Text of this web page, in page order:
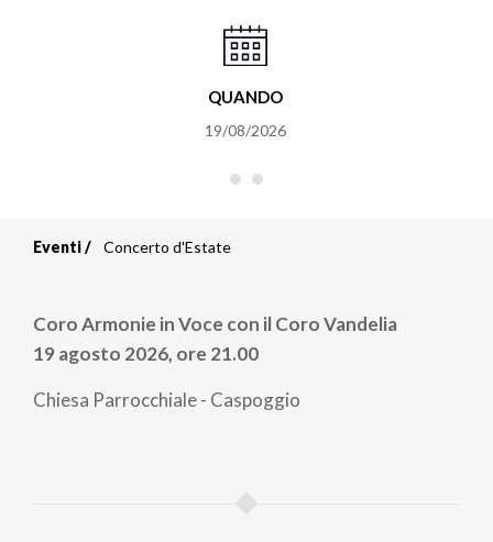
QUANDO
19/08/2026
di
pane
Eventi Concerto d'Estate
Coro Armonie in Voce con il Coro Vandelia
19 agosto 2026, ore 21.00
Chiesa Parrocchiale - Caspoggio